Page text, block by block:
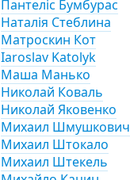
Пантеліс Бумбурас
Наталія Стеблина
Матроскин Кот
Iaroslav Katolyk
Маша Манько
Николай Коваль
Николай Яковенко
Михаил Шмушкович
Михаил Штокало
Михаил Штекель